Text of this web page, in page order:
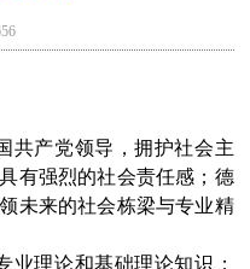
共产党领导，拥护社会主
有强烈的社会责任感；德
未来的社会栋梁与专业精
业理论和基础理论知识；